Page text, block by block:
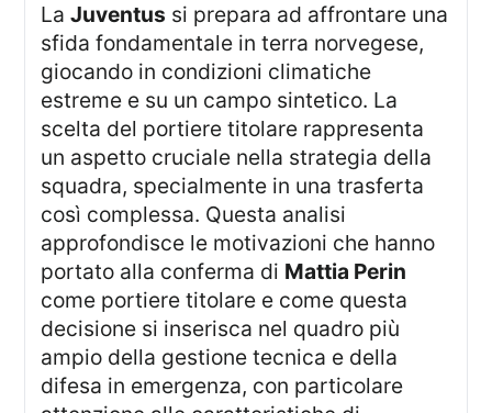
LaJuventus si prepara ad affrontare una
sfida fondamentale in terra norvegese,
giocando in condizioni climatiche
estreme e su un campo sintetico. La
scelta del portiere titolare rappresenta
un aspetto cruciale nella strategia della
squadra, specialmente in una trasferta
così complessa. Questa analisi
approfondisce le motivazioni che hanno
portato alla conferma di Mattia Perin
come portiere titolare e come questa
decisione si inserisca nel quadro più
ampio della gestione tecnica e della
difesa in emergenza, con particolare